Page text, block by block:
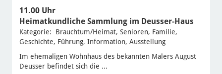
11.00 Uhr
Heimatkundliche Sammlung im Deusser-Haus
Kategorie: Brauchtum/Heimat, Senioren, Familie,
Geschichte, Führung, Information, Ausstellung
Im ehemaligen Wohnhaus des bekannten Malers August
Deusser befindet sich die ...